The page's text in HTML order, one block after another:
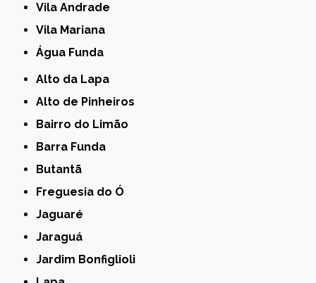
Vila Andrade
Vila Mariana
Água Funda
Alto da Lapa
Alto de Pinheiros
Bairro do Limão
Barra Funda
Butantã
Freguesia do Ó
Jaguaré
Jaraguá
Jardim Bonfiglioli